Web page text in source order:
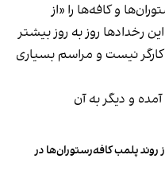
و کافه‌ها را «از
رخدادها روز به روز بیشتر
نیست و مراسم بسیاری
و دیگر به آن
روند پلمب کافه‌رستوران‌ها در